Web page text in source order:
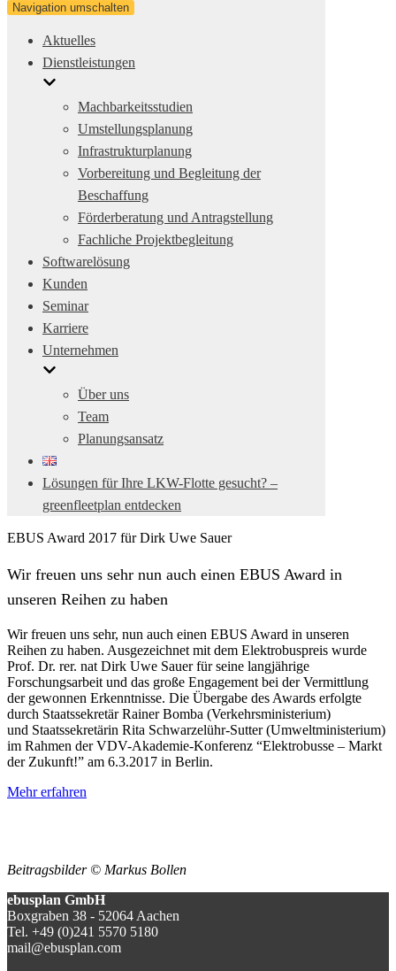
Navigation umschalten
Aktuelles
Dienstleistungen
Machbarkeitsstudien
Umstellungsplanung
Infrastrukturplanung
Vorbereitung und Begleitung der
Beschaffung
Förderberatung und Antragstellung
Fachliche Projektbegleitung
Softwarelösung
Kunden
Seminar
Karriere
Unternehmen
Über uns
Team
Planungsansatz
Lösungen für Ihre LKW-Flotte gesucht? –
greenfleetplan entdecken
EBUS Award 2017 für Dirk Uwe Sauer
Wir freuen uns sehr nun auch einen EBUS Award in
unseren Reihen zu haben
Wir freuen uns sehr, nun auch einen EBUS Award in unseren
Reihen zu haben. Ausgezeichnet mit dem Elektrobuspreis wurde
Prof. Dr. rer. nat Dirk Uwe Sauer für seine langjährige
Forschungsarbeit und das große Engagement bei der Vermittlung
der gewonnen Erkenntnisse. Die Übergabe des Awards erfolgte
durch Staatssekretär Rainer Bomba (Verkehrsministerium)
und Staatssekretärin Rita Schwarzelühr-Sutter (Umweltministerium)
im Rahmen der VDV-Akademie-Konferenz “Elektrobusse – Markt
der Zukunft!” am 6.3.2017 in Berlin.
Mehr erfahren
Beitragsbilder © Markus Bollen
ebusplan GmbH
Boxgraben 38 - 52064 Aachen
Tel. +49 (0)241 5570 5180
mail@ebusplan.com